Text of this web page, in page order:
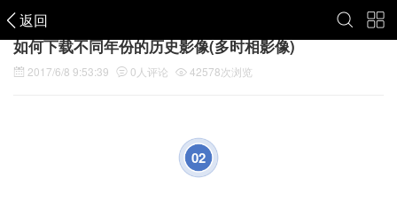
返回
如何下载不同年份的历史影像(多时相影像)
2017/6/8 9:53:39 0 人评论 42578次浏览
02